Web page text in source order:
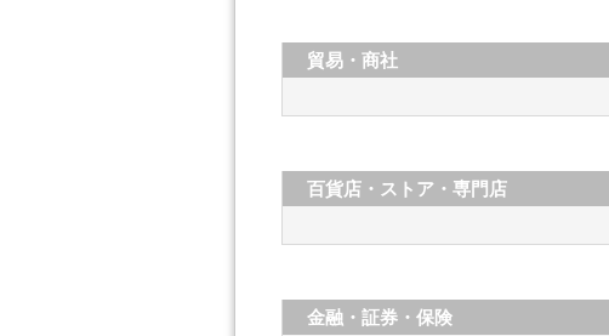
貿易・商社
百貨店・ストア・専門店
金融・証券・保険